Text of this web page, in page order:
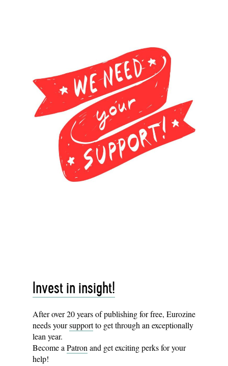
Invest in insight!
After over 20 years of publishing for free, Eurozine
needs yoursupportto get through an exceptionally
lean year.
Become aPatronand get exciting perks for your
help!